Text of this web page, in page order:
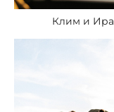
Клим и Ира